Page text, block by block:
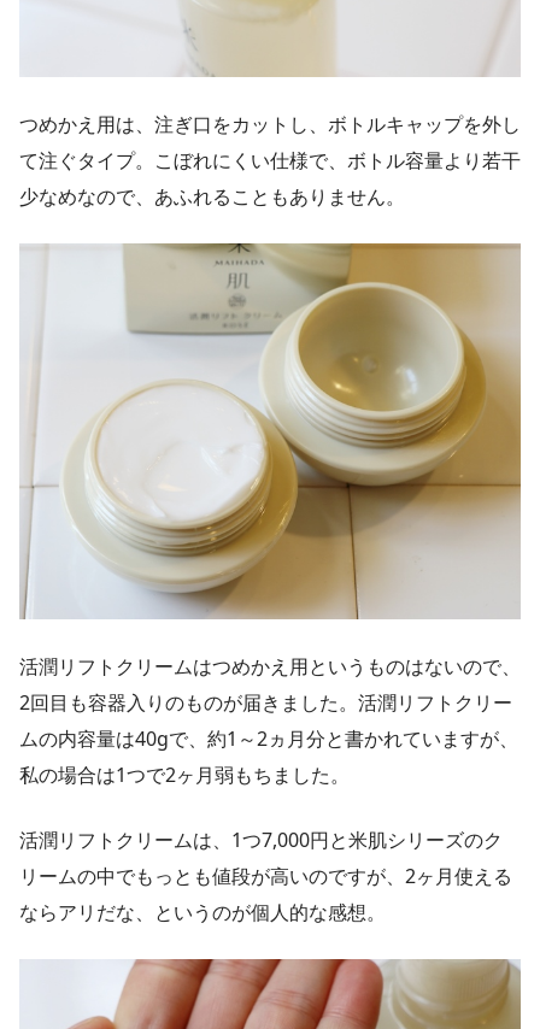
つめかえ用は、注ぎ口をカットし、ボトルキャップを外し
て注ぐタイプ。こぼれにくい仕様で、ボトル容量より若干
少なめなので、あふれることもありません。
活潤リフトクリームはつめかえ用というものはないので、
2回目も容器入りのものが届きました。活潤リフトクリー
ムの内容量は40gで、約1～2ヵ月分と書かれていますが、
私の場合は1つで2ヶ月弱もちました。
活潤リフトクリームは、1つ7,000円と米肌シリーズのク
リームの中でもっとも値段が高いのですが、2ヶ月使える
ならアリだな、というのが個人的な感想。